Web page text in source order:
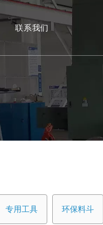
联系我们
专用工具 环保料斗